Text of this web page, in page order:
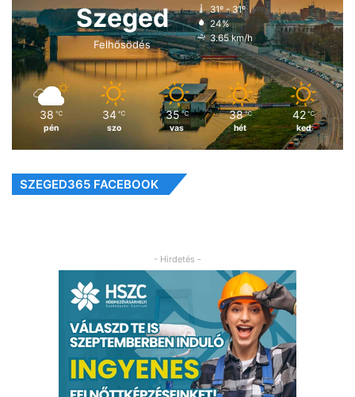
Szeged
Felhősödés
31º - 31º
24%
3.65 km/h
38 ℃
pén
34 ℃
szo
35 ℃
vas
38 ℃
hét
42 ℃
ked
SZEGED365 FACEBOOK
- Hirdetés -